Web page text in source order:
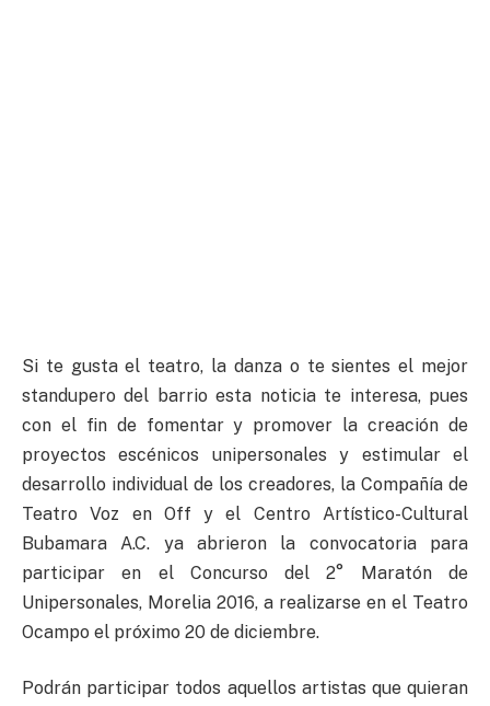
Si te gusta el teatro, la danza o te sientes el mejor
standupero del barrio esta noticia te interesa, pues
con el fin de fomentar y promover la creación de
proyectos escénicos unipersonales y estimular el
desarrollo individual de los creadores, la Compañía de
Teatro Voz en Off y el Centro Artístico-Cultural
Bubamara A.C. ya abrieron la convocatoria para
participar en el Concurso del 2° Maratón de
Unipersonales, Morelia 2016, a realizarse en el Teatro
Ocampo el próximo 20 de diciembre.
Podrán participar todos aquellos artistas que quieran